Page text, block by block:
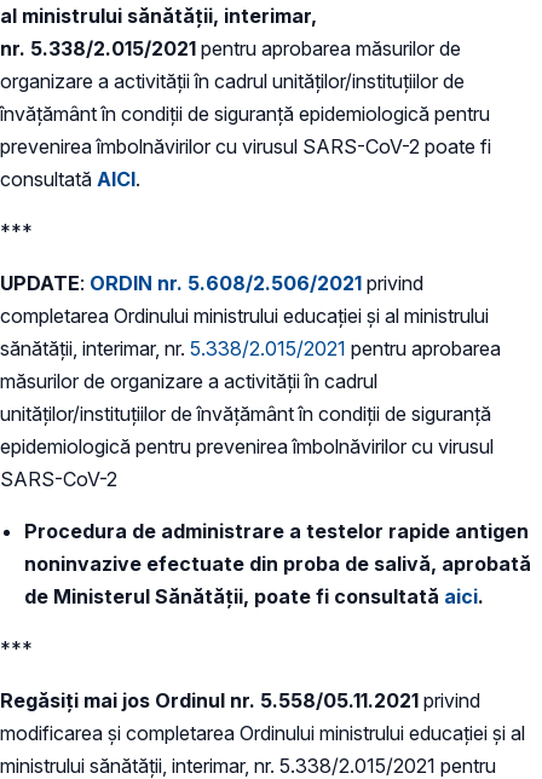
al ministrului sănătății, interimar,
nr. 5.338/2.015/2021 pentru aprobarea măsurilor de
organizare a activității în cadrul unităților/instituțiilor de
învățământ în condiții de siguranță epidemiologică pentru
prevenirea îmbolnăvirilor cu virusul SARS-CoV-2 poate fi
consultată AICI.
***
UPDATE: ORDIN nr. 5.608/2.506/2021 privind
completarea Ordinului ministrului educației și al ministrului
sănătății, interimar, nr. 5.338/2.015/2021 pentru aprobarea
măsurilor de organizare a activității în cadrul
unităților/instituțiilor de învățământ în condiții de siguranță
epidemiologică pentru prevenirea îmbolnăvirilor cu virusul
SARS-CoV-2
Procedura de administrare a testelor rapide antigen
noninvazive efectuate din proba de salivă, aprobată
de Ministerul Sănătății, poate fi consultată aici.
***
Regăsiți mai jos Ordinul nr. 5.558/05.11.2021 privind
modificarea și completarea Ordinului ministrului educației și al
ministrului sănătății, interimar, nr. 5.338/2.015/2021 pentru